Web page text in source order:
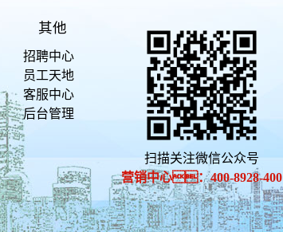
其他
招聘中心
员工天地
客服中心
后台管理
扫描关注微信公众号
营销中心：400-8928-400